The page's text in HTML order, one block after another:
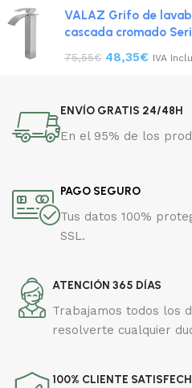
VALAZ Grifo de
cascada cromado
75,55€ 48,35€ IVA
ENVÍO GRATIS 24/48H
En el 95% de los
PAGO SEGURO
Tus datos 100%
SSL.
ATENCIÓN 365 DÍAS
Trabajamos todos los
resolverte cualquier
100% CLIENTE